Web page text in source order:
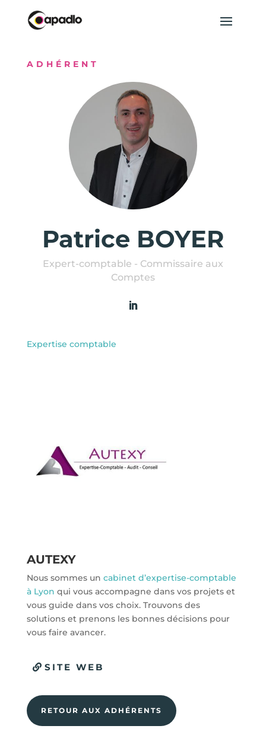
ADHÉRENT
Patrice BOYER
Expert-comptable - Commissaire aux
Comptes
Expertise comptable
AUTEXY
Nous sommes un cabinet d’expertise-comptable
à Lyon qui vous accompagne dans vos projets et
vous guide dans vos choix. Trouvons des
solutions et prenons les bonnes décisions pour
vous faire avancer.
SITE WEB
RETOUR AUX ADHÉRENTS